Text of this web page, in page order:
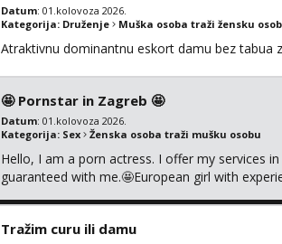
Datum: 01.kolovoza 2026.
Kategorija: Druženje Muška osoba traži žensku
Atraktivnu dominantnu eskort damu bez tabua
🤩 Pornstar in Zagreb 🤩
Datum: 01.kolovoza 2026.
Kategorija: Sex Ženska osoba traži mušku osobu
Hello, I am a porn actress. I offer my services
guaranteed with me.🤩European girl with
Tražim curu ili damu